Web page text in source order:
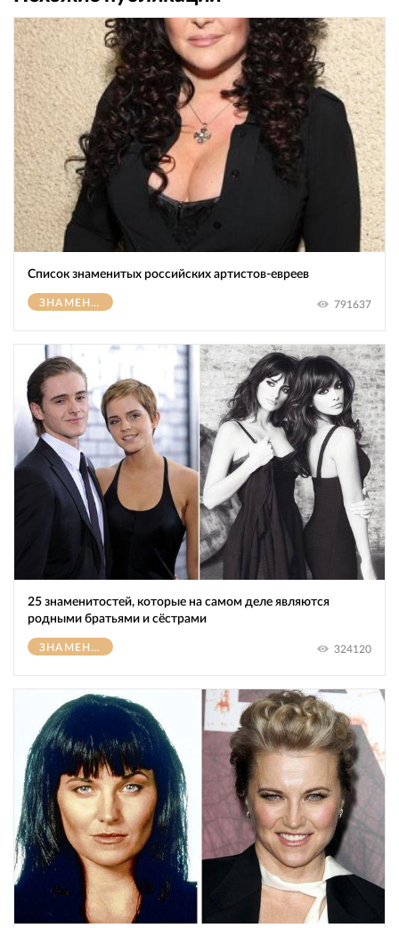
Список знаменитых российских артистов-евреев
ЗНАМЕНИТОСТИ 791637
25 знаменитостей, которые на самом деле являются
родными братьями и сёстрами
ЗНАМЕНИТОСТИ 324120